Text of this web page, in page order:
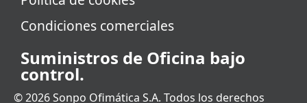
Condiciones comerciales
Suministros de Oficina bajo
control.
© 2026 Sonpo Ofimática S.A. Todos los derechos